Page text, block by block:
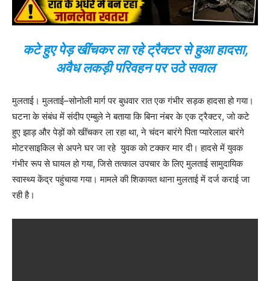
कटे हुए पेड़ खींचकर ला रहे ट्रैक्टर से हुआ हादसा,
अवैध लकड़ी परिवहन पर उठे सवाल
मुलताई। मुलताई–सोनोली मार्ग पर बुधवार रात एक गंभीर सड़क हादसा हो गया।
घटना के संबंध में संदीप एम्बुले ने बताया कि बिना नंबर के एक ट्रैक्टर, जो कटे
हुए झाड़ और पेड़ों को खींचकर ला रहा था, ने चंदन बारंगे पिता प्यारेलाल बारंगे
मोटरसाइकिल से अपने घर जा रहे युवक को टक्कर मार दी। हादसे में युवक
गंभीर रूप से घायल हो गया, जिसे तत्काल उपचार के लिए मुलताई सामुदायिक
स्वास्थ्य केंद्र पहुंचाया गया। मामले की शिकायत थाना मुलताई में दर्ज कराई जा
रही है।